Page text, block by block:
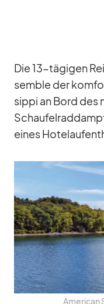
Die 13-tä­gi­gen
sem­ble der
sippi an Bord des
ei­nes
Ame­ri­can